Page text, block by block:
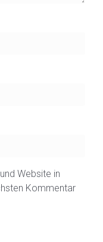
Website in
Kommentar